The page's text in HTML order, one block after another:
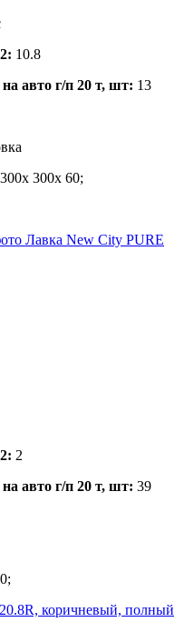
10.8
авто г/п 20 т, шт: 13
300x 60;
Лавка New City PURE
2
авто г/п 20 т, шт: 39